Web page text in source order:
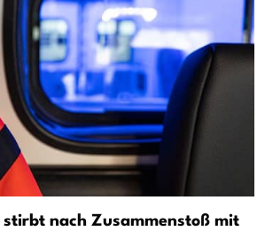
nach Zusammenstoß mit